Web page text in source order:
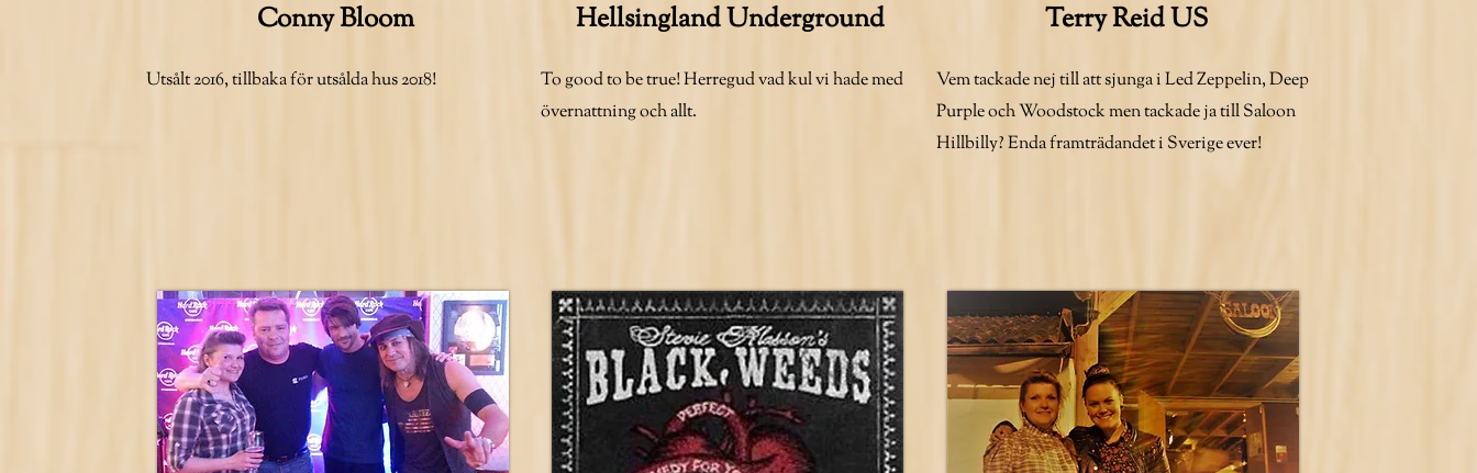
Conny Bloom
Utsålt 2016, tillbaka för utsålda hus 2018!
Hellsingland Underground
To good to be true! Herregud vad kul vi hade med
övernattning och allt.
Terry Reid US
Vem tackade nej till att sjunga i Led Zeppelin, Deep
Purple och Woodstock men tackade ja till Saloon
Hillbilly? Enda framträdandet i Sverige ever!